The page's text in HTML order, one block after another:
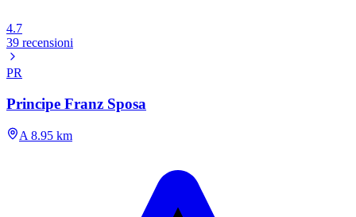
4.7
39 recensioni
PR
Principe Franz Sposa
A 8.95 km